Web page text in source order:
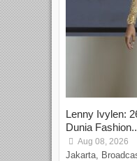
Lenny Ivylen:
Dunia
Aug 08, 2026
Jakarta,